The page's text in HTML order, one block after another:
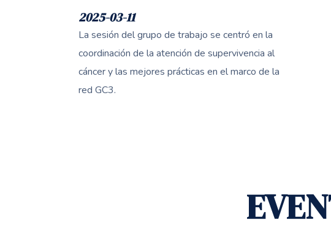
2025-03-11
La sesión del grupo de trabajo se centró en la
coordinación de la atención de supervivencia al
cáncer y las mejores prácticas en el marco de la
red GC3.